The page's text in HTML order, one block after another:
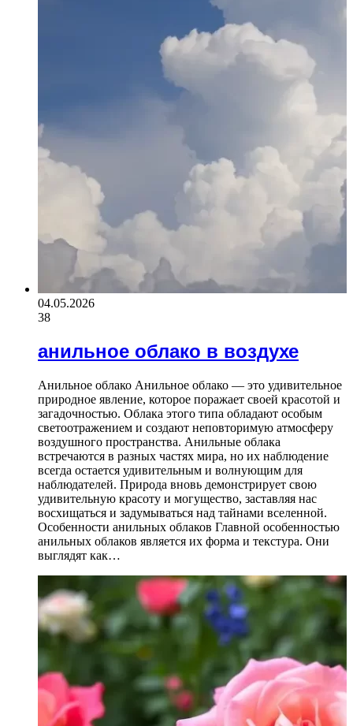
04.05.2026
38
анильное облако в воздухе
Анильное облако Анильное облако — это удивительное
природное явление, которое поражает своей красотой и
загадочностью. Облака этого типа обладают особым
светоотражением и создают неповторимую атмосферу
воздушного пространства. Анильные облака
встречаются в разных частях мира, но их наблюдение
всегда остается удивительным и волнующим для
наблюдателей. Природа вновь демонстрирует свою
удивительную красоту и могущество, заставляя нас
восхищаться и задумываться над тайнами вселенной.
Особенности анильных облаков Главной особенностью
анильных облаков является их форма и текстура. Они
выглядят как…